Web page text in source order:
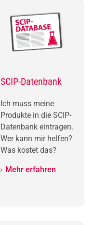
SCIP-Datenbank
Ich muss meine
Produkte in die SCIP-
Datenbank eintragen.
Wer kann mir helfen?
Was kostet das?
Mehr erfahren